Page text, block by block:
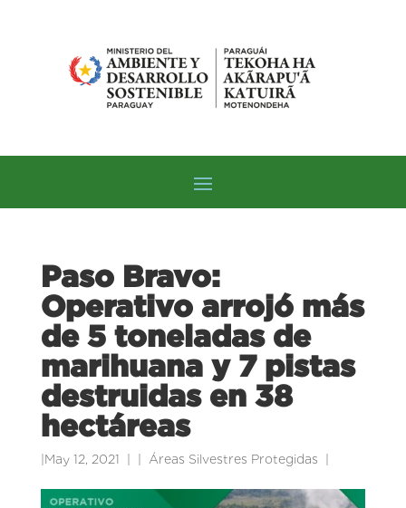
Paso Bravo:
Operativo arrojó más
de 5 toneladas de
marihuana y 7 pistas
destruidas en 38
hectáreas
May 12, 2021 Áreas Silvestres Protegidas